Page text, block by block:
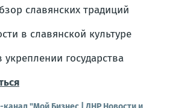
славянских традиций
в славянской культуре
государства